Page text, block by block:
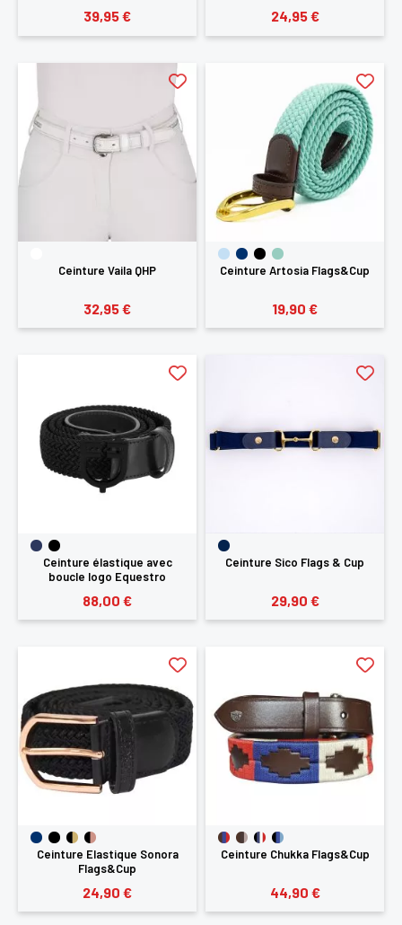
39,95 € 24,95 €
Ceinture Vaila QHP
32,95 €
Ceinture Artosia Flags&Cup
19,90 €
Ceinture élastique avec
boucle logo Equestro
88,00 €
Ceinture Sico Flags & Cup
29,90 €
Ceinture Elastique Sonora
Flags&Cup
24,90 €
Ceinture Chukka Flags&Cup
44,90 €